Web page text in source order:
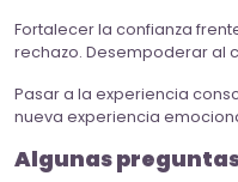
Fortalecer la confianza
rechazo. Desempoderar al
Pasar a la experiencia
nueva experiencia
Algunas